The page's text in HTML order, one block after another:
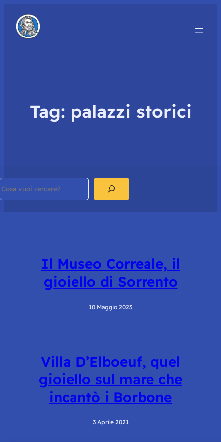
Tag: palazzi storici
Il Museo Correale, il
gioiello di Sorrento
10 Maggio 2023
Villa D’Elboeuf, quel
gioiello sul mare che
incantò i Borbone
3 Aprile 2021